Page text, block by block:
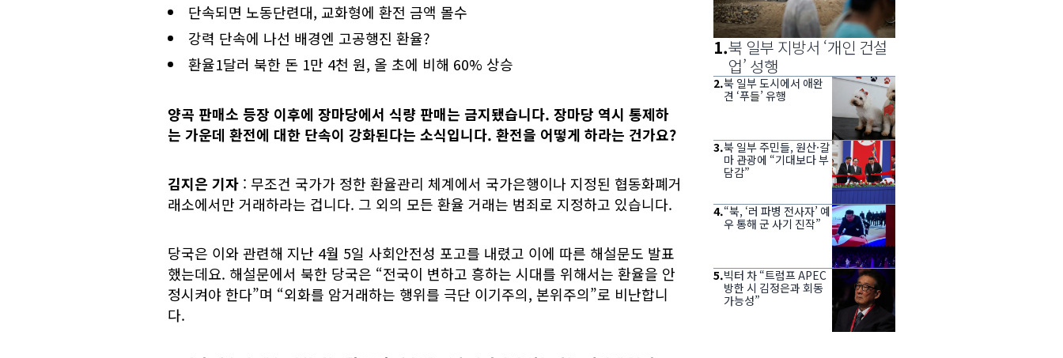
단속되면 노동단련대, 교화형에 환전 금액 몰수
강력 단속에 나선 배경엔 고공행진 환율?
환율1달러 북한 돈 1만 4천 원, 올 초에 비해 60% 상승
양곡 판매소 등장 이후에 장마당에서 식량 판매는 금지됐습니다. 장마당 역시 통제하
는 가운데 환전에 대한 단속이 강화된다는 소식입니다. 환전을 어떻게 하라는 건가요?
김지은 기자 : 무조건 국가가 정한 환율관리 체계에서 국가은행이나 지정된 협동화폐거
래소에서만 거래하라는 겁니다. 그 외의 모든 환율 거래는 범죄로 지정하고 있습니다.
당국은 이와 관련해 지난 4월 5일 사회안전성 포고를 내렸고 이에 따른 해설문도 발표
했는데요. 해설문에서 북한 당국은 “전국이 변하고 흥하는 시대를 위해서는 환율을 안
정시켜야 한다”며 “외화를 암거래하는 행위를 극단 이기주의, 본위주의”로 비난합니
다.
1.북 일부 지방서 ‘개인 건설
업’ 성행
2.북 일부 도시에서 애완
견 ‘푸들’ 유행
3.북 일부 주민들, 원산·갈
마 관광에 “기대보다 부
담감”
4.“북, ‘러 파병 전사자’ 예
우 통해 군 사기 진작”
5.빅터 차 “트럼프 APEC
방한 시 김정은과 회동
가능성”